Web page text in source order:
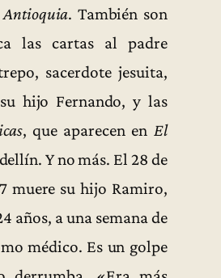
Antioquia. También son
las cartas al padre
sacerdote jesuita,
hijo Fernando, y las
, que aparecen en El
Y no más. El 28 de
muere su hijo Ramiro,
años, a una semana de
médico. Es un golpe